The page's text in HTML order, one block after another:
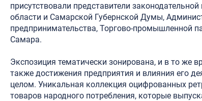
присутствовали представители
области и Самарской Губернской Думы,
предпринимательства, Торгово-промышленной
Самара.
Экспозиция тематически зонирована, и в то же
также достижения предприятия и влияния его
целом. Уникальная коллекция оцифрованных
товаров народного потребления, которые